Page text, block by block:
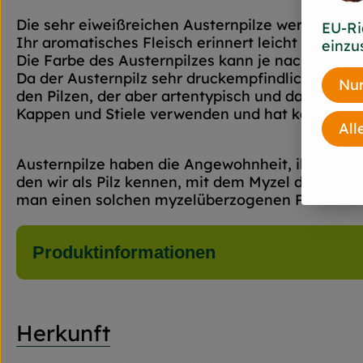
Die sehr eiweißreichen Austernpilze werden
Ihr aromatisches Fleisch erinnert leicht an den
Die Farbe des Austernpilzes kann je nach
Da der Austernpilz sehr druckempfindlich ist,
den Pilzen, der aber artentypisch und daher
Kappen und Stiele verwenden und hat kaum
Austernpilze haben die Angewohnheit, ihre
den wir als Pilz kennen, mit dem Myzel des
man einen solchen myzelüberzogenen Pilz auf
Produktinformationen
Herkunft
EU-